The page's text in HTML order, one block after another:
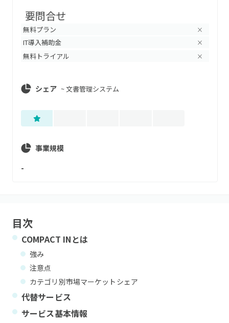
要問合せ
無料プラン ×
IT導入補助金 ×
無料トライアル ×
シェア ~文書管理システム
事業規模
-
目次
COMPACT IN とは
強み
注意点
カテゴリ別市場マーケットシェア
代替サービス
サービス基本情報